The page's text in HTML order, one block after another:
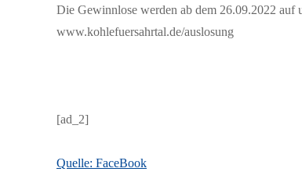
Die Gewinnlose werden ab dem 26.09.2022 auf
www.kohlefuersahrtal.de/auslosung
[ad_2]
Quelle: FaceBook